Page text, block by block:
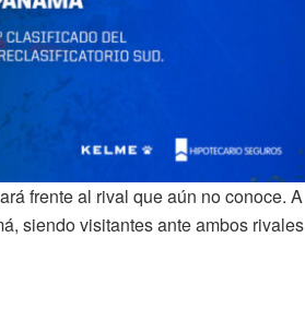
frente al rival que aún no conoce. A
siendo visitantes ante ambos rivales